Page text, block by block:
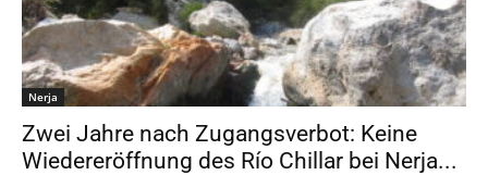
Nerja
Zwei Jahre nach Zugangsverbot: Keine
Wiedereröffnung des Río Chillar bei Nerja...